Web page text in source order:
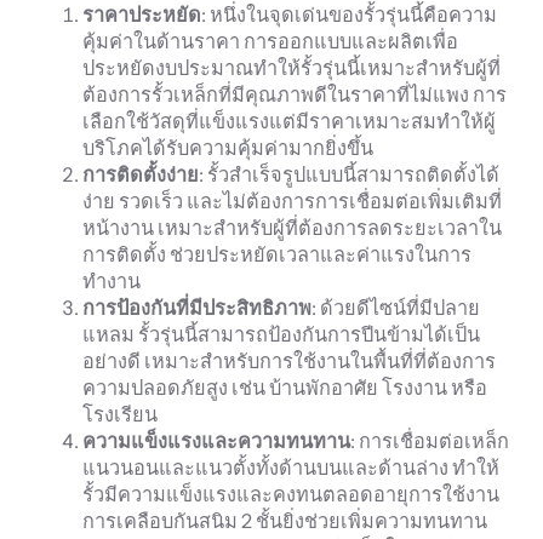
ราคาประหยัด: หนึ่งในจุดเด่นของรั้วรุ่นนี้คือความ
คุ้มค่าในด้านราคา การออกแบบและผลิตเพื่อ
ประหยัดงบประมาณทำให้รั้วรุ่นนี้เหมาะสำหรับผู้ที่
ต้องการรั้วเหล็กที่มีคุณภาพดีในราคาที่ไม่แพง การ
เลือกใช้วัสดุที่แข็งแรงแต่มีราคาเหมาะสมทำให้ผู้
บริโภคได้รับความคุ้มค่ามากยิ่งขึ้น
การติดตั้งง่าย: รั้วสำเร็จรูปแบบนี้สามารถติดตั้งได้
ง่าย รวดเร็ว และไม่ต้องการการเชื่อมต่อเพิ่มเติมที่
หน้างาน เหมาะสำหรับผู้ที่ต้องการลดระยะเวลาใน
การติดตั้ง ช่วยประหยัดเวลาและค่าแรงในการ
ทำงาน
การป้องกันที่มีประสิทธิภาพ: ด้วยดีไซน์ที่มีปลาย
แหลม รั้วรุ่นนี้สามารถป้องกันการปีนข้ามได้เป็น
อย่างดี เหมาะสำหรับการใช้งานในพื้นที่ที่ต้องการ
ความปลอดภัยสูง เช่น บ้านพักอาศัย โรงงาน หรือ
โรงเรียน
ความแข็งแรงและความทนทาน: การเชื่อมต่อเหล็ก
แนวนอนและแนวตั้งทั้งด้านบนและด้านล่าง ทำให้
รั้วมีความแข็งแรงและคงทนตลอดอายุการใช้งาน
การเคลือบกันสนิม 2 ชั้นยิ่งช่วยเพิ่มความทนทาน